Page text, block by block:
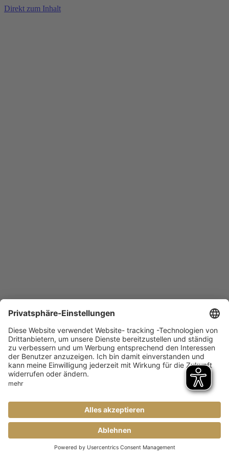
Direkt zum Inhalt